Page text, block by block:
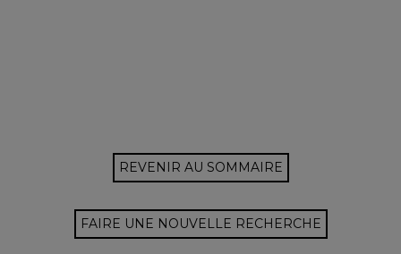
REVENIR AU SOMMAIRE
FAIRE UNE NOUVELLE RECHERCHE